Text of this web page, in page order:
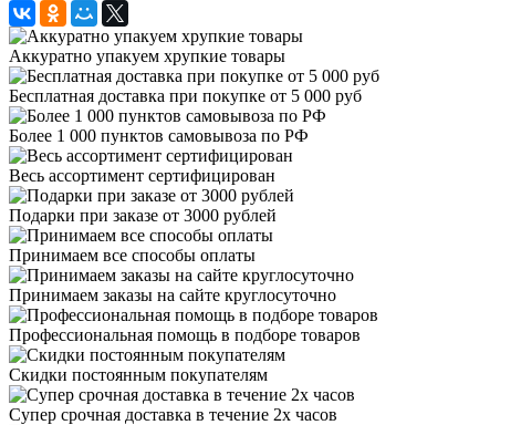
Аккуратно упакуем хрупкие товары
Бесплатная доставка при покупке от 5 000 руб
Более 1 000 пунктов самовывоза по РФ
Весь ассортимент сертифицирован
Подарки при заказе от 3000 рублей
Принимаем все способы оплаты
Принимаем заказы на сайте круглосуточно
Профессиональная помощь в подборе товаров
Скидки постоянным покупателям
Супер срочная доставка в течение 2х часов